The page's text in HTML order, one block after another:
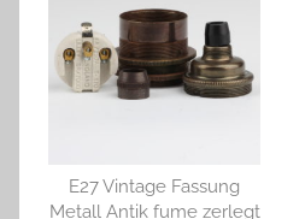
E27 Vintage Fassung
Metall Antik fume zerlegt